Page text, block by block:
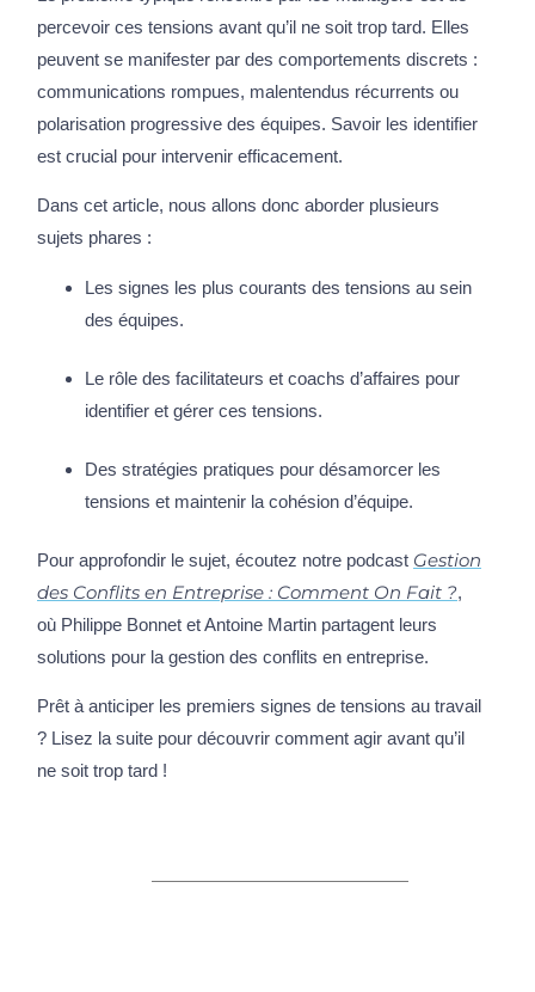
percevoir ces tensions avant qu’il ne soit trop tard. Elles
peuvent se manifester par des comportements discrets :
communications rompues, malentendus récurrents ou
polarisation progressive des équipes. Savoir les identifier
est crucial pour intervenir efficacement.
Dans cet article, nous allons donc aborder plusieurs
sujets phares :
Les signes les plus courants des tensions au sein
des équipes.
Le rôle des facilitateurs et coachs d’affaires pour
identifier et gérer ces tensions.
Des stratégies pratiques pour désamorcer les
tensions et maintenir la cohésion d’équipe.
Pour approfondir le sujet, écoutez notre podcast Gestion
des Conflits en Entreprise : Comment On Fait ?,
où Philippe Bonnet et Antoine Martin partagent leurs
solutions pour la gestion des conflits en entreprise.
Prêt à anticiper les premiers signes de tensions au travail
? Lisez la suite pour découvrir comment agir avant qu’il
ne soit trop tard !